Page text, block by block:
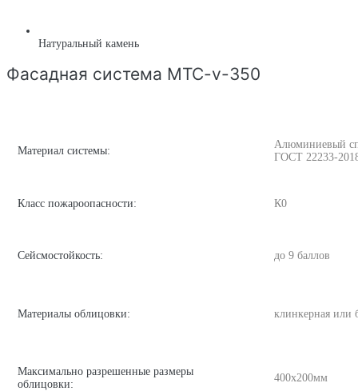
Натуральный камень
Фасадная система MTC-v-350
Материал системы:
Алюминиевый
ГОСТ 22233-
Класс пожароопасности: К0
Сейсмостойкость: до 9 баллов
Материалы облицовки: клинкерная или
Максимально разрешенные размеры
облицовки:
400х200мм